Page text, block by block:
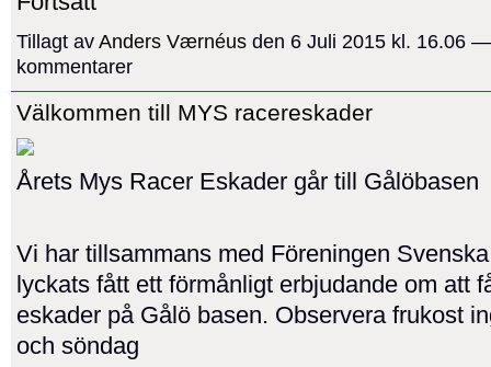
Tillagt av Anders Værnéus den 6 Juli 2015 kl. 16.06
kommentarer
Välkommen till MYS racereskader
Årets Mys Racer Eskader går till Gålöbasen
Vi har tillsammans med Föreningen
lyckats fått ett förmånligt erbjudande om att
eskader på Gålö basen. Observera frukost
och söndag